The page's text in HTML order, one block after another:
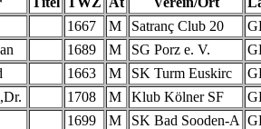
1667 M Satranç Club 20
1689 M SG Porz e. V.
1663 M SK Turm Euskirc
1708 M Klub Kölner SF
1699 M SK Bad Sooden-A